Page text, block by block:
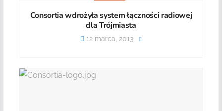
Consortia wdrożyła system łączności radiowej
dla Trójmiasta
12 marca, 2013